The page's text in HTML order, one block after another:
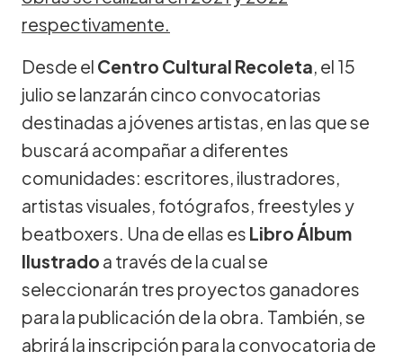
respectivamente.
Desde el Centro Cultural Recoleta, el 15
julio se lanzarán cinco convocatorias
destinadas a jóvenes artistas, en las que se
buscará acompañar a diferentes
comunidades: escritores, ilustradores,
artistas visuales, fotógrafos, freestyles y
beatboxers. Una de ellas es Libro Álbum
Ilustrado a través de la cual se
seleccionarán tres proyectos ganadores
para la publicación de la obra. También, se
abrirá la inscripción para la convocatoria de